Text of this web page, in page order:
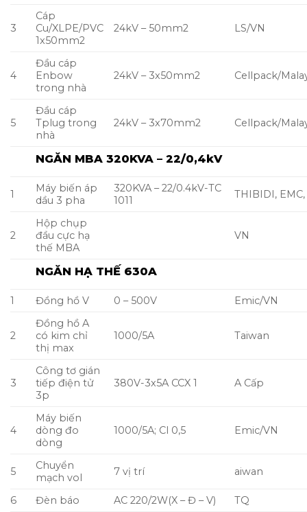
3
Cáp
Cu/XLPE/PVC
1x50mm2
24kV – 50mm2 LS/VN
4
Đầu cáp
Enbow
trong nhà
24kV – 3x50mm2 Cellpack/
5
Đầu cáp
Tplug trong
nhà
24kV – 3x70mm2 Cellpack/
NGĂN MBA 320KVA – 22/0,4kV
1
Máy biến áp
dầu 3 pha
320KVA – 22/0.4kV-TC
1011
THIBIDI,
2
Hộp chụp
đầu cực hạ
thế MBA
VN
NGĂN HẠ THẾ 630A
1 Đồng hồ V 0 – 500V Emic/VN
2
Đồng hồ A
có kim chỉ
thị max
1000/5A Taiwan
3
Công tơ gián
tiếp điện tử
3p
380V-3x5A CCX 1 A Cấp
4
Máy biến
dòng đo
dòng
1000/5A; Cl 0,5 Emic/VN
5
Chuyển
mạch vol
7 vị trí aiwan
6 Đèn báo AC 220/2W(X – Đ – V) TQ